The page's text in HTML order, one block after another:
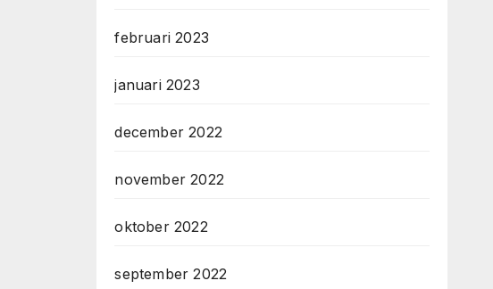
februari 2023
januari 2023
december 2022
november 2022
oktober 2022
september 2022